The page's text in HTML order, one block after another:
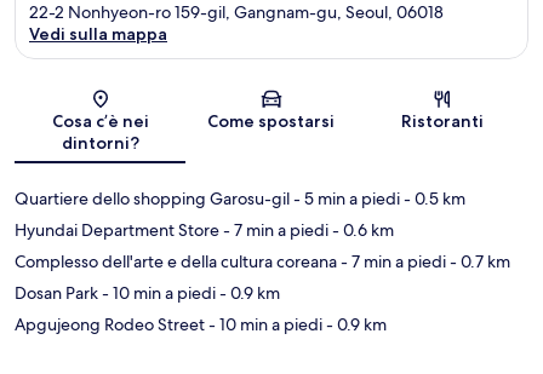
Mappa
22-2 Nonhyeon-ro 159-gil, Gangnam-gu, Seoul, 06018
Vedi sulla mappa
Cosa c’è nei
dintorni?
Come spostarsi Ristoranti
Quartiere dello shopping Garosu-gil- 5 min a piedi- 0.5 km
Hyundai Department Store- 7 min a piedi- 0.6 km
Complesso dell'arte e della cultura coreana- 7 min a piedi- 0.7 km
Dosan Park- 10 min a piedi- 0.9 km
Apgujeong Rodeo Street- 10 min a piedi- 0.9 km